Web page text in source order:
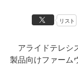
リスト
アライドテレシ
製品向けファーム